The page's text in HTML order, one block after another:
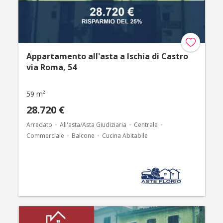
Appartamento all'asta a Ischia di Castro
via Roma, 54
59 m²
28.720 €
Arredato All'asta/Asta Giudiziaria
Centrale
Commerciale
Balcone Cucina Abitabile